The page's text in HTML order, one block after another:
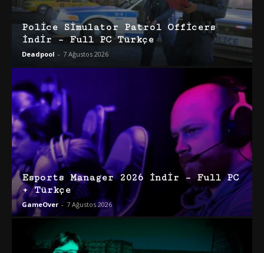
Police Simulator Patrol Officers
İndir – Full PC Türkçe
Deadpool - 7 Ağustos 2026
Esports Manager 2026 İndir – Full PC
+ Türkçe
GameOver - 7 Ağustos 2026